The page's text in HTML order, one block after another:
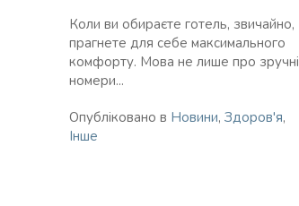
Коли ви обираєте готель, звичайно,
прагнете для себе максимального
комфорту. Мова не лише про зручні
номери...
Опубліковано в Новини, Здоров'я,
Інше